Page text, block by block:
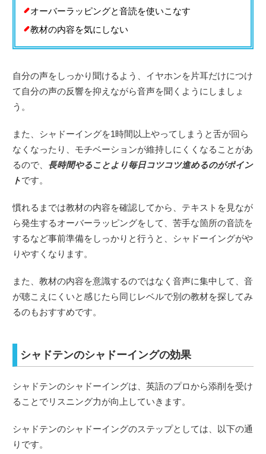
オーバーラッピングと音読を使いこなす
教材の内容を気にしない
自分の声をしっかり聞けるよう、イヤホンを片耳だけにつけ
て自分の声の反響を抑えながら音声を聞くようにしましょ
う。
また、シャドーイングを1時間以上やってしまうと舌が回ら
なくなったり、モチベーションが維持しにくくなることがあ
るので、 長時間やることより毎日コツコツ進めるのがポイン
トです。
慣れるまでは教材の内容を確認してから、テキストを見なが
ら発生するオーバーラッピングをして、苦手な箇所の音読を
するなど事前準備をしっかりと行うと、シャドーイングがや
りやすくなります。
また、教材の内容を意識するのではなく音声に集中して、音
が聴こえにくいと感じたら同じレベルで別の教材を探してみ
るのもおすすめです。
シャドテンのシャドーイングの効果
シャドテンのシャドーイングは、英語のプロから添削を受け
ることでリスニング力が向上していきます。
シャドテンのシャドーイングのステップとしては、以下の通
りです。